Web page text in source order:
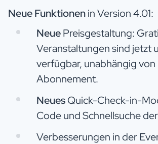
Neue Funktionenin Version 4.01:
NeuePreisgestaltung:
Veranstaltungen sind jetzt
verfügbar, unabhängig von
Abonnement.
NeuesQuick-Check-in-
Code und Schnellsuche
Verbesserungen in der